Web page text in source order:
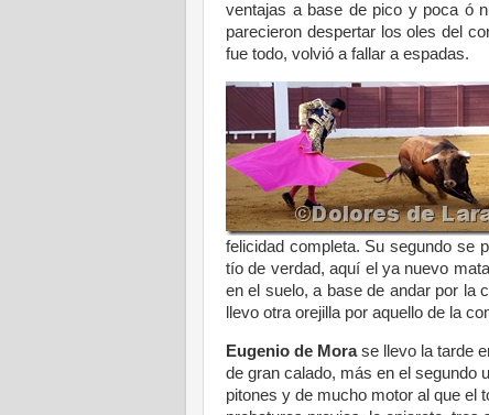
ventajas a base de pico y poca ó
parecieron despertar los oles del
fue todo, volvió a fallar a espadas.
felicidad completa. Su segundo se
tío de verdad, aquí el ya nuevo
en el suelo, a base de andar por la
llevo otra orejilla por aquello de la
Eugenio de Morase llevo la tarde
de gran calado, más en el segundo
pitones y de mucho motor al que el